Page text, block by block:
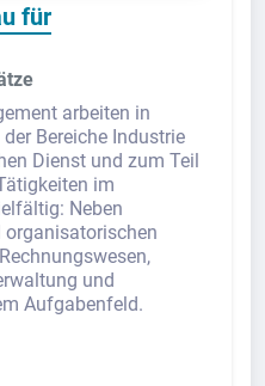
für
arbeiten in
Bereiche Industrie
Dienst und zum Teil
im
Neben
und
Aufgabenfeld.